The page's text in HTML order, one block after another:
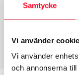
Samtycke
Vi använder
Vi använder
och annonserna
Däcktyp
Sommar
2725